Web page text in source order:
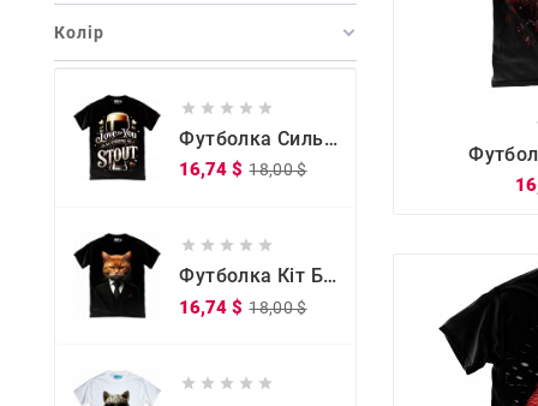
Колір
    
Футболка Сильна, Як Міцне Кохання
16,74 $ 18,00 $
    
Футболка Кіт Бос
16,74 $ 18,00 $
    